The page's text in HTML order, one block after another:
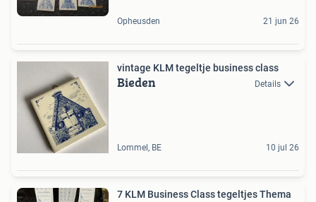
Opheusden 21 jun 26
vintage KLM tegeltje business class
Bieden Details
Lommel, BE 10 jul 26
7 KLM Business Class tegeltjes Thema